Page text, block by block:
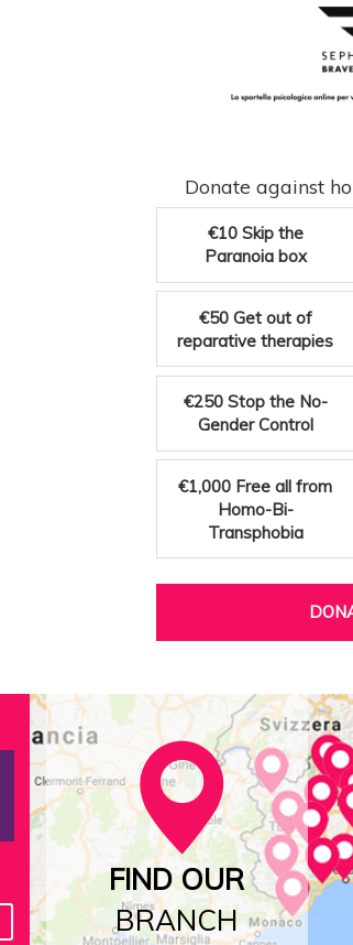
Donate against
€10 Skip the
Paranoia box
€50 Get out of
reparative therapies
€250 Stop the No-
Gender Control
€1,000 Free all from
Homo-Bi-
Transphobia
FIND OUR
BRANCH